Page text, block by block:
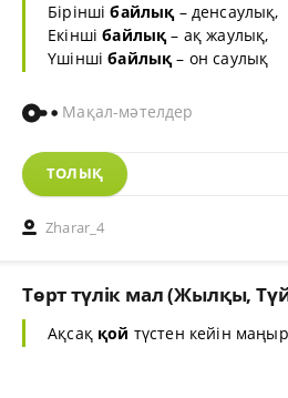
Біріншібайлық– денсаулық,
Екіншібайлық– ақ жаулық,
Үшіншібайлық– он саулық
Мақал-мәтелдер
ТОЛЫҚ
Zharar_4
Төрт түлік мал (Жылқы,
Ақсақ қой түстен кейін